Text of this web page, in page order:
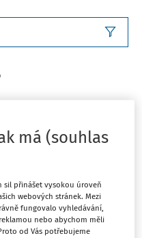
kdy byla platnost
zrušena.
má (souhlas
sil přinášet vysokou úroveň
webových stránek. Mezi
fungovalo vyhledávání,
nebo abychom měli
od Vás potřebujeme